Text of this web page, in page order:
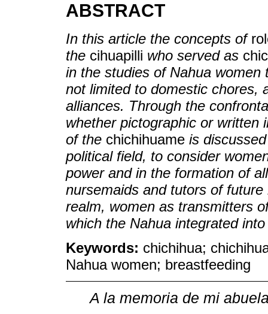
ABSTRACT
In this article the concepts of
the cihuapilli who served as
in the studies of Nahua
not limited to domestic chores,
alliances. Through the
whether pictographic or written
of the chichihuame is
political field, to consider
power and in the formation of
nursemaids and tutors of
realm, women as transmitters
which the Nahua integrated
Keywords: chichihua;
Nahua women; breastfeeding
A la memoria de mi